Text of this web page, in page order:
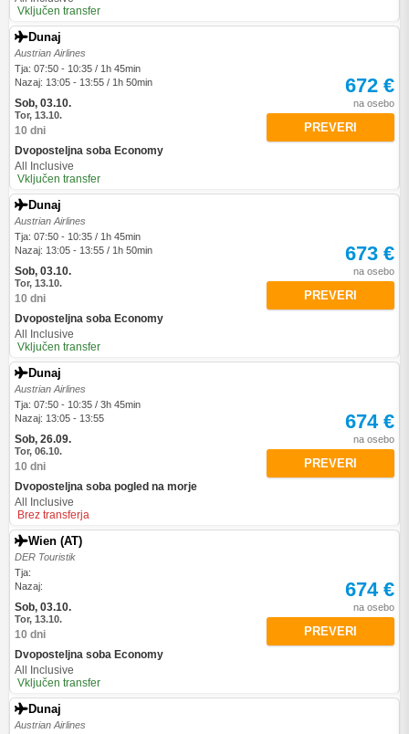
Vključen transfer
Dunaj
Austrian Airlines
Tja: 07:50 - 10:35 / 1h 45min
Nazaj: 13:05 - 13:55 / 1h 50min
Sob, 03.10.
Tor, 13.10.
10 dni
Dvoposteljna soba Economy
All Inclusive
Vključen transfer
672 €
na osebo
PREVERI
Dunaj
Austrian Airlines
Tja: 07:50 - 10:35 / 1h 45min
Nazaj: 13:05 - 13:55 / 1h 50min
Sob, 03.10.
Tor, 13.10.
10 dni
Dvoposteljna soba Economy
All Inclusive
Vključen transfer
673 €
na osebo
PREVERI
Dunaj
Austrian Airlines
Tja: 07:50 - 10:35 / 3h 45min
Nazaj: 13:05 - 13:55
Sob, 26.09.
Tor, 06.10.
10 dni
Dvoposteljna soba pogled na morje
All Inclusive
Brez transferja
674 €
na osebo
PREVERI
Wien (AT)
DER Touristik
Tja:
Nazaj:
Sob, 03.10.
Tor, 13.10.
10 dni
Dvoposteljna soba Economy
All Inclusive
Vključen transfer
674 €
na osebo
PREVERI
Dunaj
Austrian Airlines